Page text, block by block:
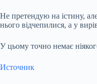
Не претендую на істину, але
нього відчепилися, а у
У цьому точно немає
Источник